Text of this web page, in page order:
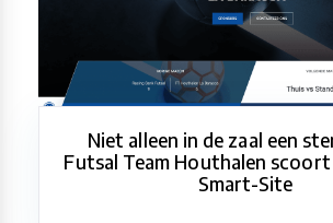
Niet alleen in de zaal een
Futsal Team Houthalen
Smart-Site